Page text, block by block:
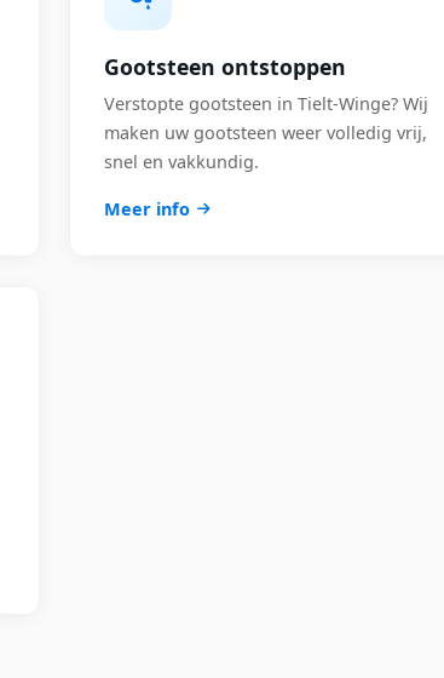
Gootsteen ontstoppen
Verstopte gootsteen in Tielt-Winge? Wij
maken uw gootsteen weer volledig vrij,
snel en vakkundig.
Meer info